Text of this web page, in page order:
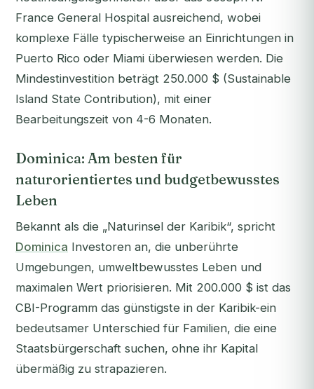
France General Hospital ausreichend, wobei
komplexe Fälle typischerweise an Einrichtungen in
Puerto Rico oder Miami überwiesen werden. Die
Mindestinvestition beträgt 250.000 $ (Sustainable
Island State Contribution), mit einer
Bearbeitungszeit von 4-6 Monaten.
Dominica: Am besten für
naturorientiertes und budgetbewusstes
Leben
Bekannt als die „Naturinsel der Karibik“, spricht
Dominica Investoren an, die unberührte
Umgebungen, umweltbewusstes Leben und
maximalen Wert priorisieren. Mit 200.000 $ ist das
CBI-Programm das günstigste in der Karibik-ein
bedeutsamer Unterschied für Familien, die eine
Staatsbürgerschaft suchen, ohne ihr Kapital
übermäßig zu strapazieren.